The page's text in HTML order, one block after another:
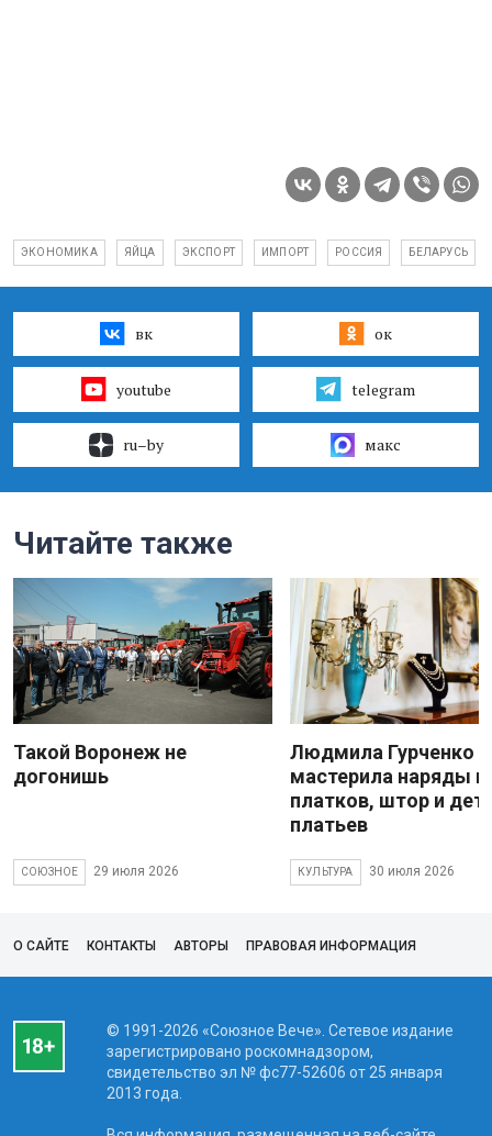
ЭКОНОМИКА ЯЙЦА ЭКСПОРТ ИМПОРТ РОССИЯ БЕЛАРУСЬ
вк ок
youtube telegram
ru–by макс
Читайте также
Такой Воронеж не
догонишь
СОЮЗНОЕ 29 июля 2026
Людмила Гурченко
мастерила наряды
платков, штор и
платьев
КУЛЬТУРА 30 июля 2026
О САЙТЕ КОНТАКТЫ АВТОРЫ ПРАВОВАЯ ИНФОРМАЦИЯ
© 1991-2026 «Союзное Вече». Сетевое издание
зарегистрировано роскомнадзором,
свидетельство эл № фc77-52606 от 25 января
2013 года.